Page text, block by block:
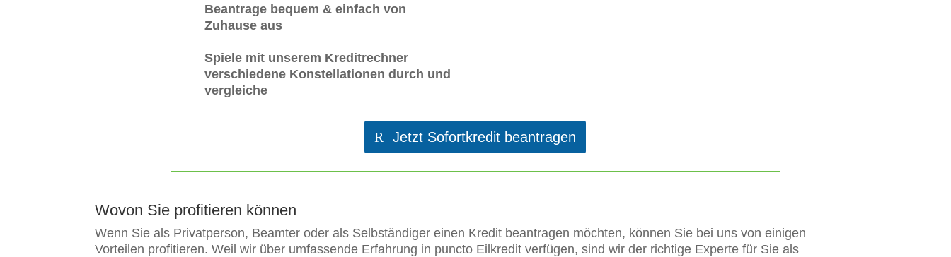
Beantrage bequem & einfach von
Zuhause aus
Spiele mit unserem Kreditrechner
verschiedene Konstellationen durch und
vergleiche
Jetzt Sofortkredit beantragen
Wovon Sie profitieren können
Wenn Sie als Privatperson, Beamter oder als Selbständiger einen Kredit beantragen möchten, können Sie bei uns von einigen
Vorteilen profitieren. Weil wir über umfassende Erfahrung in puncto Eilkredit verfügen, sind wir der richtige Experte für Sie als